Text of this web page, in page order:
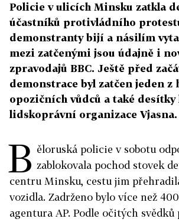
Policie v ulicích Minsku zatkla
účastníků protivládního
demonstranty bijí a násilím
mezi zatčenými jsou údajně i
zpravodajů BBC. Ještě před
demonstrace byl zatčen jeden z
opozičních vůdců a také
lidskoprávní organizace Vjasna.
B ěloruská policie v sobotu
zablokovala pochod stovek
centru Minsku, cestu jim
vozidla. Zadrženo bylo více než
agentura AP. Podle očitých